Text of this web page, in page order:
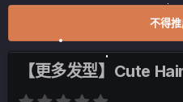
不得
【更多发型】Cute